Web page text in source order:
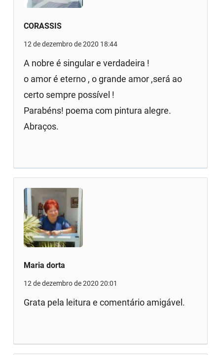
CORASSIS
12 de dezembro de 2020 18:44
A nobre é singular e verdadeira !
o amor é eterno , o grande amor ,será ao
certo sempre possível !
Parabéns! poema com pintura alegre.
Abraços.
Maria dorta
12 de dezembro de 2020 20:01
Grata pela leitura e comentário amigável.